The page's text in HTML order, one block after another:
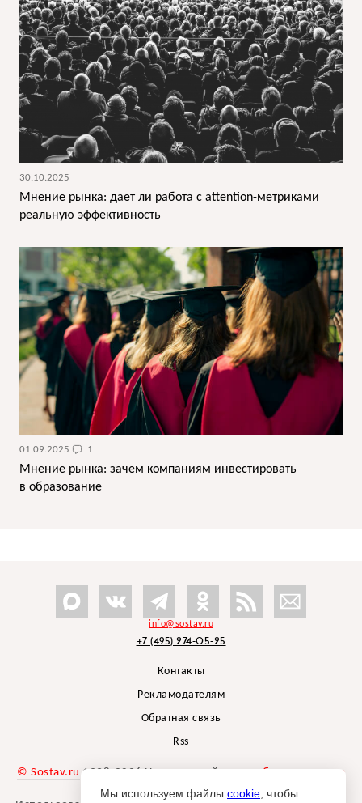
30.10.2025
Мнение рынка: дает ли работа с attention-метриками
реальную эффективность
01.09.2025 1
Мнение рынка: зачем компаниям инвестировать
в образование
info@sostav.ru
+7 (495) 274-05-25
Контакты
Рекламодателям
Обратная связь
Rss
© Sostav.ru 1998-2026 Независимый проектбрендингового
агентства Depot
Мы используем файлы cookie , чтобы